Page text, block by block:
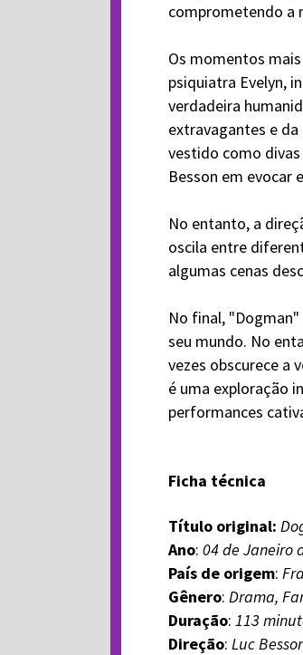
comprometendo a
Os momentos
psiquiatra Evelyn,
verdadeira
extravagantes e
vestido como
Besson em evocar
No entanto, a
oscila entre
algumas cenas
No final,
seu mundo. No
vezes obscurece a
é uma exploração
performances
Ficha técnica
Título original:
Ano: 04 de Janeiro
País de origem:
Gênero: Drama,
Duração: 113
Direção: Luc